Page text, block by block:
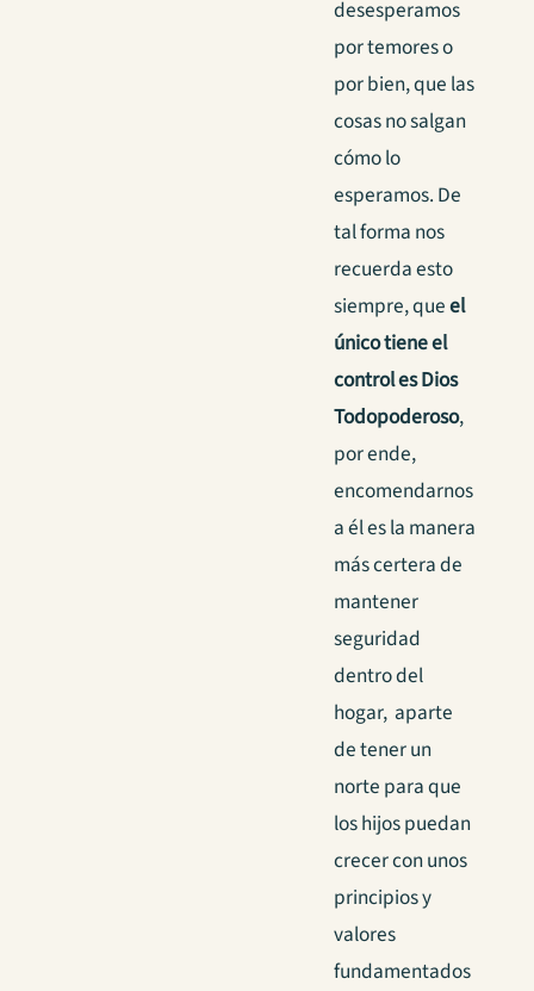
desesperamos
por temores o
por bien, que las
cosas no salgan
cómo lo
esperamos. De
tal forma nos
recuerda esto
siempre, queel
único tiene el
control es Dios
Todopoderoso,
por ende,
encomendarnos
a él es la manera
más certera de
mantener
seguridad
dentro del
hogar, aparte
de tener un
norte para que
los hijos puedan
crecer con unos
principios y
valores
fundamentados